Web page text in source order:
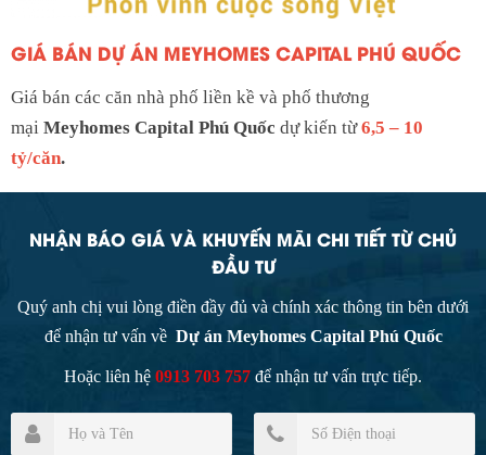
GIÁ BÁN DỰ ÁN MEYHOMES CAPITAL PHÚ QUỐC
Giá bán các căn nhà phố liền kề và phố thương
mại Meyhomes Capital Phú Quốc dự kiến từ 6,5 – 10
tỷ/căn.
NHẬN BÁO GIÁ VÀ KHUYẾN MÃI CHI TIẾT TỪ CHỦ
ĐẦU TƯ
Quý anh chị vui lòng điền đầy đủ và chính xác thông tin bên dưới
để nhận tư vấn về Dự án Meyhomes Capital Phú Quốc
Hoặc liên hệ 0913 703 757 để nhận tư vấn trực tiếp.